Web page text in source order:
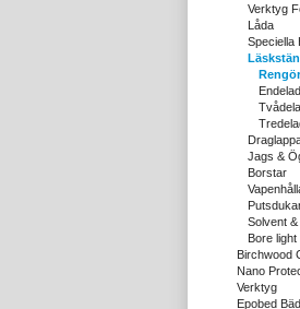
Verktyg
Låda
Speciella
Jags &
Borstar
Solvent
Bore light
Birchwood
Nano
Verktyg
Epobed